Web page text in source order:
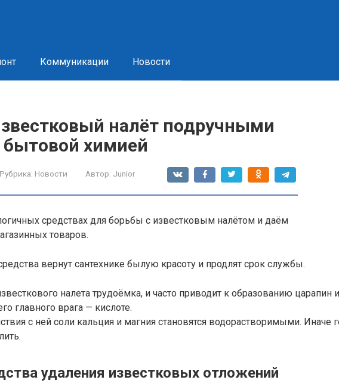
Коммуникации Новости
налёт подручными
химией
Рубрика: Новости Автор: Junior
средствах для борьбы с известковым налётом и даём
товаров.
вернут сантехнике былую красоту и продлят срок службы.
налета трудоёмка, и часто приводит к образованию
главного врага — кислоте.
с ней соли кальция и магния становятся водорастворимыми. Иначе
удаления известковых отложений